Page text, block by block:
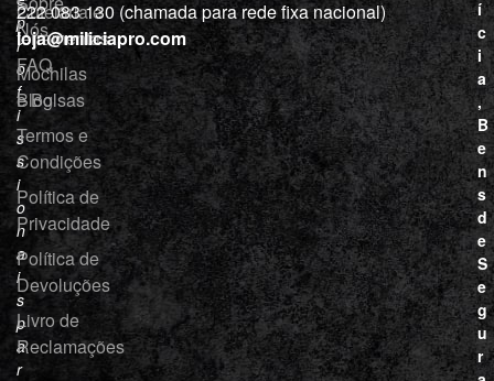
p
r
o
f
i
s
s
i
o
n
a
i
s
p
a
r
Cutelaria e
ferramentas
Mochilas
e Bolsas
Nós
FAQ
Blog
Termos e
Condições
Política de
Privacidade
Política de
Devoluções
Livro de
Reclamações
222 083 130 (chamada para rede fixa nacional)
loja@miliciapro.com
í
c
i
a
,
B
e
n
s
d
e
S
e
g
u
r